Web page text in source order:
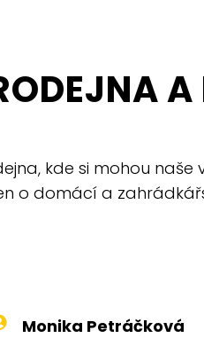
kde si mohou
o domácí a
Monika Petráčková